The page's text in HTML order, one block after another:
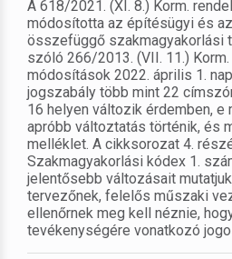
A 618/2021. (XI. 8.) Korm.
módosította az építésügyi és
összefüggő szakmagyakorlási
szóló 266/2013. (VII. 11.)
módosítások 2022. április 1.
jogszabály több mint 22
16 helyen változik érdemben, e
apróbb változtatás történik, és
melléklet. A cikksorozat 4.
Szakmagyakorlási kódex 1.
jelentősebb változásait
tervezőnek, felelős műszaki
ellenőrnek meg kell néznie,
tevékenységére vonatkozó